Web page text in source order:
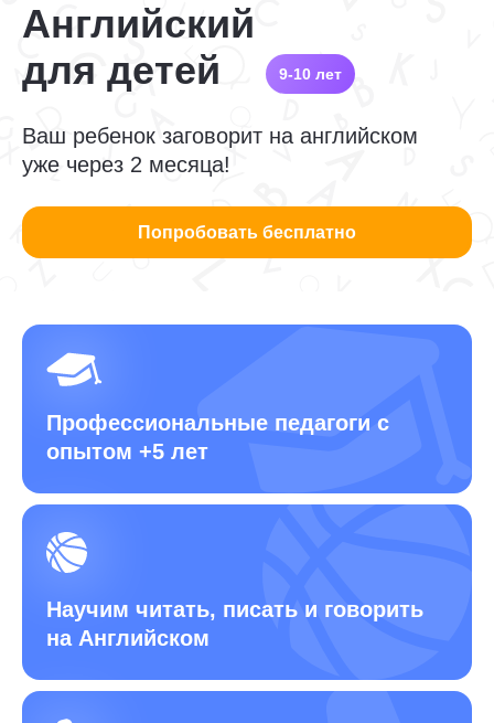
Английский
для детей
9-10 лет
Ваш ребенок заговорит на английском
уже через 2 месяца!
Попробовать бесплатно
Профессиональные педагоги с
опытом +5 лет
Научим читать, писать и говорить
на Английском